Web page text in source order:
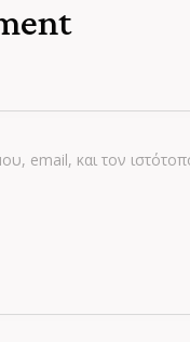
email, και τον